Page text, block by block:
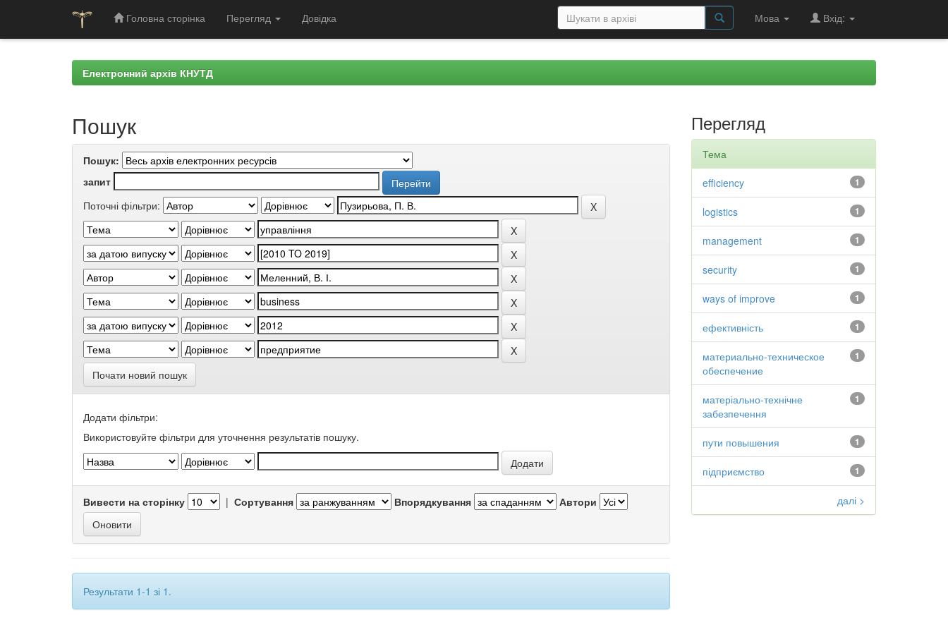
Головна сторінка Перегляд Довідка Мова Вхід:
Електронний архів КНУТД
Пошук
Пошук:
запит
Поточні фільтри:
Почати новий пошук
Додати фільтри:
Використовуйте фільтри для уточнення результатів пошуку.
Вивести на сторінку | Сортування Впорядкування Автори
Результати 1-1 зі 1.
Перегляд
Тема
1
efficiency
1
logistics
1
management
1
security
1
ways of improve
1
ефективність
1
материально-техническое
обеспечение
1
матеріально-технічне
забезпечення
1
пути повышения
1
підприємство
далі >